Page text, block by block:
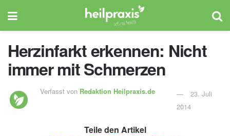
Herzinfarkt erkennen: Nicht
immer mit Schmerzen
Verfasst von Redaktion Heilpraxis.de
23. Juli
2014
Teile den Artikel